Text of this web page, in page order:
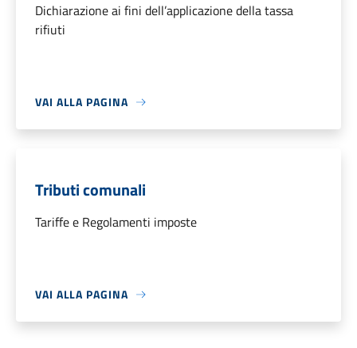
Dichiarazione ai fini dell’applicazione della tassa
rifiuti
VAI ALLA PAGINA
Tributi comunali
Tariffe e Regolamenti imposte
VAI ALLA PAGINA